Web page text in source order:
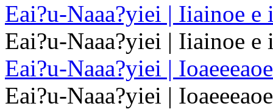
Eai?u-Naaa?yiei | Iiainoe e
Eai?u-Naaa?yiei | Iiainoe e
Eai?u-Naaa?yiei |
Eai?u-Naaa?yiei |